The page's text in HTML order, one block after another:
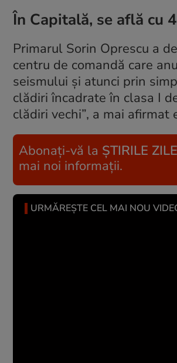
În Capitală, se află cu
Primarul Sorin Oprescu a
centru de comandă care
seismului şi atunci prin
clădiri încadrate în clasa I
clădiri vechi”, a mai afirmat
Abonați-vă la ȘTIRILE
mai noi informații.
URMĂREȘTE CEL MAI NOU